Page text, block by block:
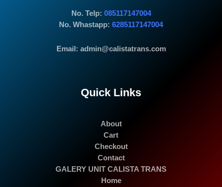
No. Telp: 085117147004
No. Whastapp: 6285117147004
Email: admin@calistatrans.com
Quick Links
About
Cart
Checkout
Contact
GALERY UNIT CALISTA TRANS
Home